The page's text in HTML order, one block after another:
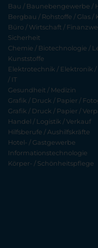
Bau / Baunebengewerbe /
Bergbau / Rohstoffe / Glas /
Büro / Wirtschaft /
Sicherheit
Chemie / Biotechnologie /
Kunststoffe
Elektrotechnik / Elektronik
/ IT
Gesundheit / Medizin
Grafik / Druck / Papier /
Grafik / Druck / Papier /
Handel / Logistik / Verkauf
Hilfsberufe / Aushilfskräfte
Hotel- / Gastgewerbe
Informationstechnologie
Körper- / Schönheitspflege